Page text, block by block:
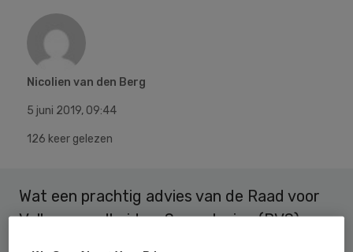
Nicolien van den Berg
5 juni 2019, 09:44
126 keer gelezen
Wat een prachtig advies van de Raad voor
Volksgezondheid en Samenleving (RVS) om